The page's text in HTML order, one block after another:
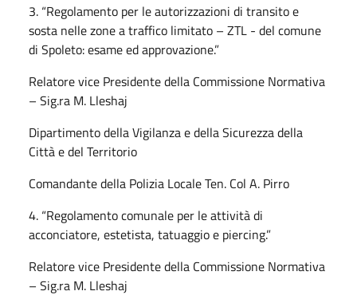
3. “Regolamento per le autorizzazioni di transito e
sosta nelle zone a traffico limitato – ZTL - del comune
di Spoleto: esame ed approvazione.”
Relatore vice Presidente della Commissione Normativa
– Sig.ra M. Lleshaj
Dipartimento della Vigilanza e della Sicurezza della
Città e del Territorio
Comandante della Polizia Locale Ten. Col A. Pirro
4. “Regolamento comunale per le attività di
acconciatore, estetista, tatuaggio e piercing.”
Relatore vice Presidente della Commissione Normativa
– Sig.ra M. Lleshaj